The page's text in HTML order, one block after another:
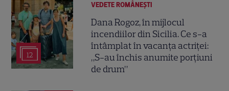
12
VEDETE ROMÂNEŞTI
Dana Rogoz, în mijlocul
incendiilor din Sicilia. Ce s-a
întâmplat în vacanța actriței:
„S-au închis anumite porțiuni
de drum”